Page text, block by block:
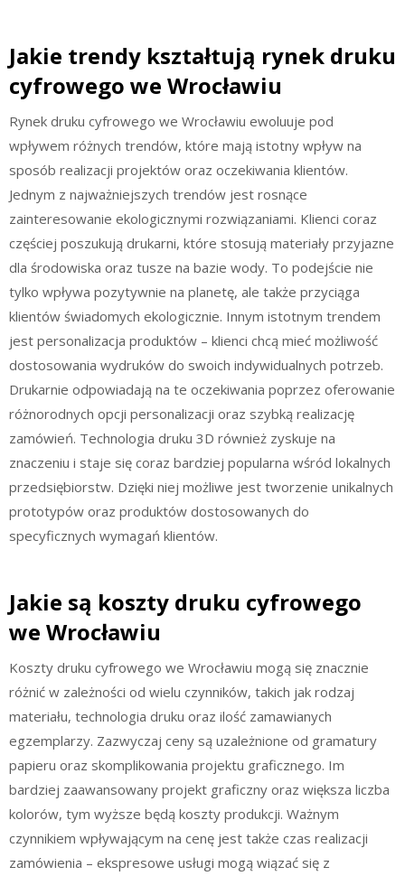
Jakie trendy kształtują rynek druku
cyfrowego we Wrocławiu
Rynek druku cyfrowego we Wrocławiu ewoluuje pod
wpływem różnych trendów, które mają istotny wpływ na
sposób realizacji projektów oraz oczekiwania klientów.
Jednym z najważniejszych trendów jest rosnące
zainteresowanie ekologicznymi rozwiązaniami. Klienci coraz
częściej poszukują drukarni, które stosują materiały przyjazne
dla środowiska oraz tusze na bazie wody. To podejście nie
tylko wpływa pozytywnie na planetę, ale także przyciąga
klientów świadomych ekologicznie. Innym istotnym trendem
jest personalizacja produktów – klienci chcą mieć możliwość
dostosowania wydruków do swoich indywidualnych potrzeb.
Drukarnie odpowiadają na te oczekiwania poprzez oferowanie
różnorodnych opcji personalizacji oraz szybką realizację
zamówień. Technologia druku 3D również zyskuje na
znaczeniu i staje się coraz bardziej popularna wśród lokalnych
przedsiębiorstw. Dzięki niej możliwe jest tworzenie unikalnych
prototypów oraz produktów dostosowanych do
specyficznych wymagań klientów.
Jakie są koszty druku cyfrowego
we Wrocławiu
Koszty druku cyfrowego we Wrocławiu mogą się znacznie
różnić w zależności od wielu czynników, takich jak rodzaj
materiału, technologia druku oraz ilość zamawianych
egzemplarzy. Zazwyczaj ceny są uzależnione od gramatury
papieru oraz skomplikowania projektu graficznego. Im
bardziej zaawansowany projekt graficzny oraz większa liczba
kolorów, tym wyższe będą koszty produkcji. Ważnym
czynnikiem wpływającym na cenę jest także czas realizacji
zamówienia – ekspresowe usługi mogą wiązać się z